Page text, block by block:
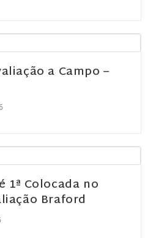
a Campo –
1ª Colocada no
Braford